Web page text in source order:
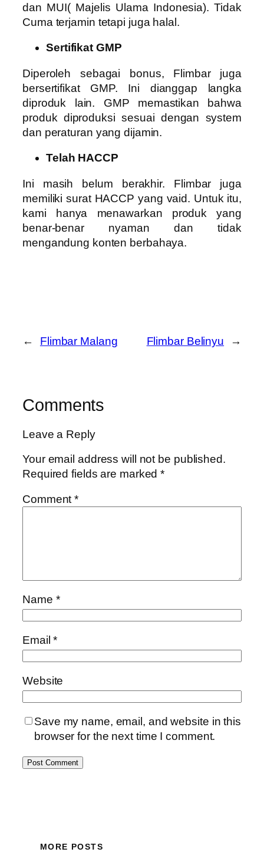
dan MUI( Majelis Ulama Indonesia). Tidak
Cuma terjamin tetapi juga halal.
Sertifikat GMP
Diperoleh sebagai bonus, Flimbar juga
bersertifikat GMP. Ini dianggap langka
diproduk lain. GMP memastikan bahwa
produk diproduksi sesuai dengan system
dan peraturan yang dijamin.
Telah HACCP
Ini masih belum berakhir. Flimbar juga
memiliki surat HACCP yang vaid. Untuk itu,
kami hanya menawarkan produk yang
benar-benar nyaman dan tidak
mengandung konten berbahaya.
← Flimbar Malang Flimbar Belinyu →
Comments
Leave a Reply
Your email address will not be published.
Required fields are marked*
Comment*
Name *
Email*
Website
Save my name, email, and website in this
browser for the next time I comment.
MORE POSTS